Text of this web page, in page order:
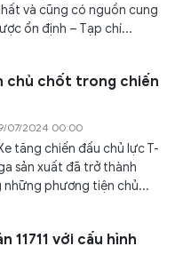
và cũng có nguồn cung
ổn định – Tạp chí...
chủ chốt trong chiến
07/2024 00:00
tăng chiến đấu chủ lực T-
sản xuất đã trở thành
phương tiện chủ...
11711 với cấu hình